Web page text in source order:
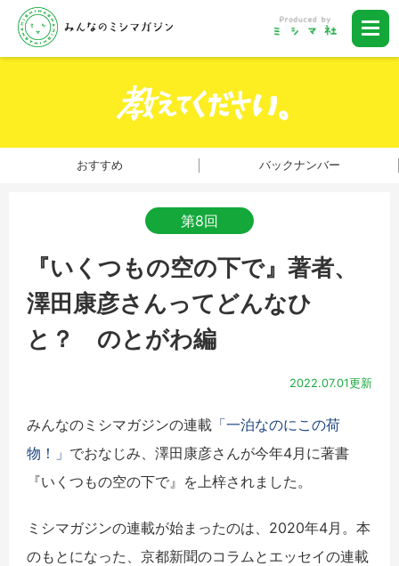
おすすめ バックナンバー
第8回
『いくつもの空の下で』著者、
澤田康彦さんってどんなひ
と？ のとがわ編
2022.07.01更新
みんなのミシマガジンの連載 「一泊なのにこの荷
物！」 でおなじみ、澤田康彦さんが今年4月に著書
『いくつもの空の下で』を上梓されました。
ミシマガジンの連載が始まったのは、2020年4月。本
のもとになった、京都新聞のコラムとエッセイの連載